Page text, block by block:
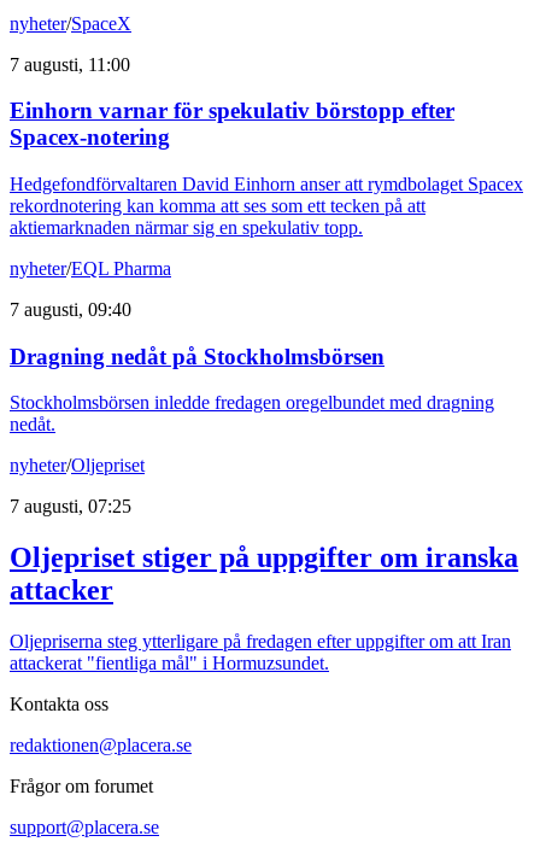
nyheter/SpaceX
7 augusti, 11:00
Einhorn varnar för spekulativ börstopp efter
Spacex-notering
Hedgefondförvaltaren David Einhorn anser att rymdbolaget Spacex
rekordnotering kan komma att ses som ett tecken på att
aktiemarknaden närmar sig en spekulativ topp.
nyheter/EQL Pharma
7 augusti, 09:40
Dragning nedåt på Stockholmsbörsen
Stockholmsbörsen inledde fredagen oregelbundet med dragning
nedåt.
nyheter/Oljepriset
7 augusti, 07:25
Oljepriset stiger på uppgifter om iranska
attacker
Oljepriserna steg ytterligare på fredagen efter uppgifter om att Iran
attackerat "fientliga mål" i Hormuzsundet.
Kontakta oss
redaktionen@placera.se
Frågor om forumet
support@placera.se